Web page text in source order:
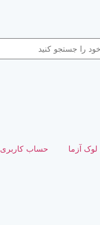
آزما حساب کاربری